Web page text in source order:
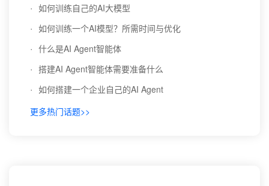
· 如何训练自己的AI大模型
· 如何训练一个AI模型？所需时间与优化
· 什么是AI Agent智能体
· 搭建AI Agent智能体需要准备什么
· 如何搭建一个企业自己的AI Agent
更多热门话题>>